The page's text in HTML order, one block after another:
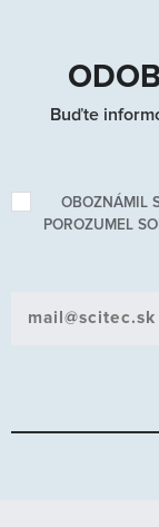
Buďte
OBOZNÁMIL
POROZUMEL